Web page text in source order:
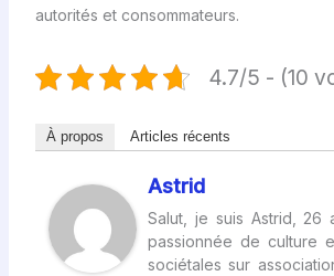
autorités et consommateurs.
4.7/5 - (10
À propos Articles récents
Astrid
Salut, je suis Astrid, 26
passionnée de culture
sociétales sur